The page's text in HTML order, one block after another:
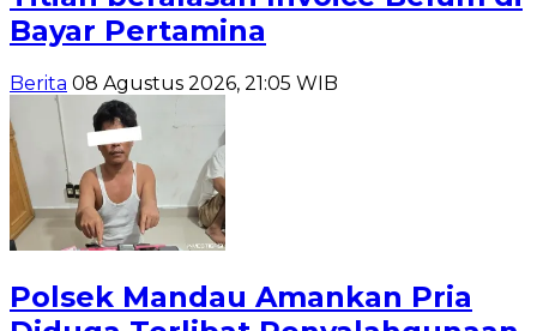
Bayar Pertamina
Berita 08 Agustus 2026, 21:05 WIB
Polsek Mandau Amankan Pria